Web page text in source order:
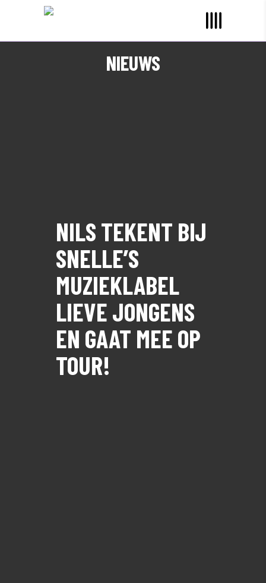
NIEUWS
NILS TEKENT BIJ
SNELLE’S
MUZIEKLABEL
LIEVE JONGENS
EN GAAT MEE OP
TOUR!